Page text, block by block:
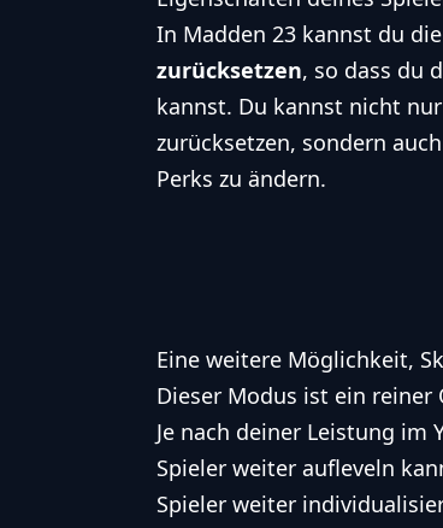
In Madden 23 kannst du
zurücksetzen, so dass du
kannst. Du kannst nicht
zurücksetzen, sondern
Perks zu ändern.
Eine weitere Möglichkeit,
Dieser Modus ist ein
Je nach deiner Leistung im
Spieler weiter aufleveln
Spieler weiter